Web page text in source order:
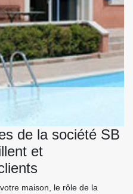
de la société SB
et
maison, le rôle de la